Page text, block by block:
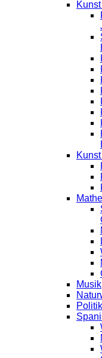
Kunst
Kunst
Musik
Politik